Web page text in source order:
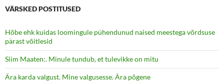
VÄRSKED POSTITUSED
Hõbe ehk kuidas loomingule pühendunud naised meestega võrdsuse
pärast võitlesid
Siim Maaten:. Minule tundub, et tulevikke on mitu
Ära karda valgust. Mine valgusesse. Ära põgene